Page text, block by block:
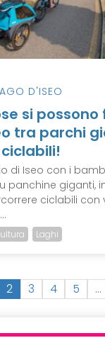
D'ISEO
si possono
tra parchi
di Iseo con i
panchine giganti,
ciclabili con
Laghi
2(
c
3 4 5 …